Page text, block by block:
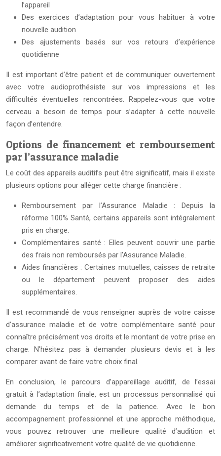
l’appareil
Des exercices d’adaptation pour vous habituer à votre
nouvelle audition
Des ajustements basés sur vos retours d’expérience
quotidienne
Il est important d’être patient et de communiquer ouvertement
avec votre audioprothésiste sur vos impressions et les
difficultés éventuelles rencontrées. Rappelez-vous que votre
cerveau a besoin de temps pour s’adapter à cette nouvelle
façon d’entendre.
Options de financement et remboursement
par l’assurance maladie
Le coût des appareils auditifs peut être significatif, mais il existe
plusieurs options pour alléger cette charge financière :
Remboursement par l’Assurance Maladie : Depuis la
réforme 100% Santé, certains appareils sont intégralement
pris en charge.
Complémentaires santé : Elles peuvent couvrir une partie
des frais non remboursés par l’Assurance Maladie.
Aides financières : Certaines mutuelles, caisses de retraite
ou le département peuvent proposer des aides
supplémentaires.
Il est recommandé de vous renseigner auprès de votre caisse
d’assurance maladie et de votre complémentaire santé pour
connaître précisément vos droits et le montant de votre prise en
charge. N’hésitez pas à demander plusieurs devis et à les
comparer avant de faire votre choix final.
En conclusion, le parcours d’appareillage auditif, de l’essai
gratuit à l’adaptation finale, est un processus personnalisé qui
demande du temps et de la patience. Avec le bon
accompagnement professionnel et une approche méthodique,
vous pouvez retrouver une meilleure qualité d’audition et
améliorer significativement votre qualité de vie quotidienne.